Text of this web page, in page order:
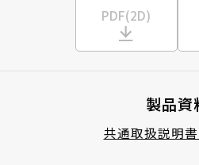
PDF(2D)
製品資
共通取扱説明